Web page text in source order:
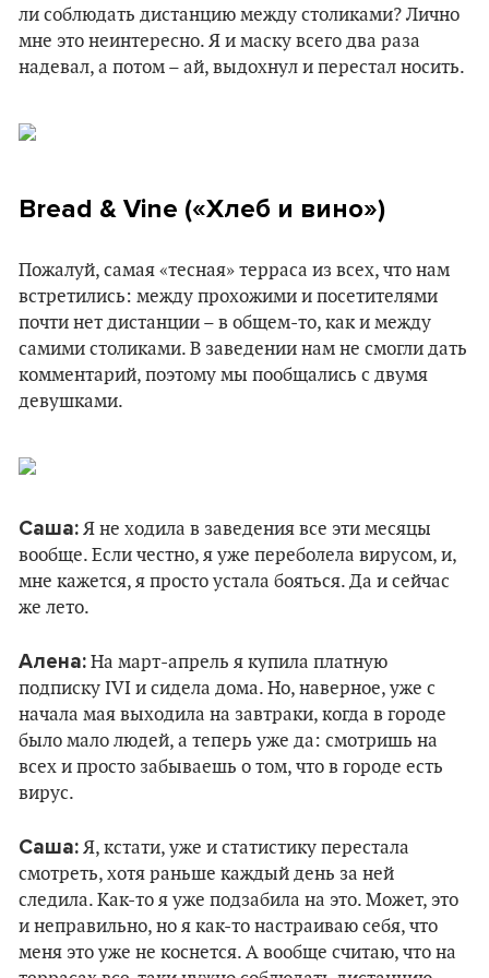
ли соблюдать дистанцию между столиками? Лично
мне это неинтересно. Я и маску всего два раза
надевал, а потом – ай, выдохнул и перестал носить.
Bread & Vine («Хлеб и вино»)
Пожалуй, самая «тесная» терраса из всех, что нам
встретились: между прохожими и посетителями
почти нет дистанции – в общем-то, как и между
самими столиками. В заведении нам не смогли дать
комментарий, поэтому мы пообщались с двумя
девушками.
Саша: Я не ходила в заведения все эти месяцы
вообще. Если честно, я уже переболела вирусом, и,
мне кажется, я просто устала бояться. Да и сейчас
же лето.
Алена: На март-апрель я купила платную
подписку IVI и сидела дома. Но, наверное, уже с
начала мая выходила на завтраки, когда в городе
было мало людей, а теперь уже да: смотришь на
всех и просто забываешь о том, что в городе есть
вирус.
Саша: Я, кстати, уже и статистику перестала
смотреть, хотя раньше каждый день за ней
следила. Как-то я уже подзабила на это. Может, это
и неправильно, но я как-то настраиваю себя, что
меня это уже не коснется. А вообще считаю, что на